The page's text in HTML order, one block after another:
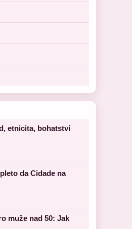
etnicita, bohatství
da Cidade na
muže nad 50: Jak